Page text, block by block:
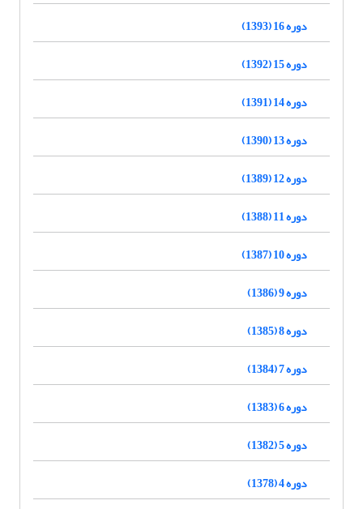
دوره 16 (1393)
دوره 15 (1392)
دوره 14 (1391)
دوره 13 (1390)
دوره 12 (1389)
دوره 11 (1388)
دوره 10 (1387)
دوره 9 (1386)
دوره 8 (1385)
دوره 7 (1384)
دوره 6 (1383)
دوره 5 (1382)
دوره 4 (1378)